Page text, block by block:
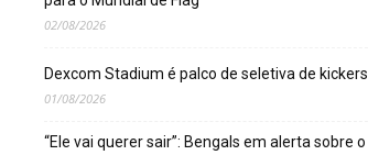
02/08/2026
Dexcom Stadium é palco de seletiva de kickers
01/08/2026
“Ele vai querer sair”: Bengals em alerta sobre o